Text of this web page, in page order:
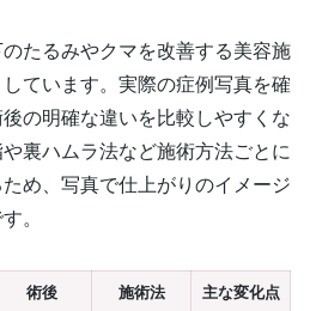
たるみやクマを改善する美容施
ています。実際の症例写真を確
の明確な違いを比較しやすくな
裏ハムラ法など施術方法ごとに
め、写真で仕上がりのイメージ
。
術後 施術法 主な変化点